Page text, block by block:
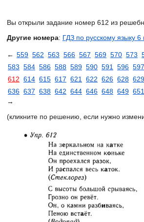
Вы открыли задание номер 612 из
Другие номера: ГДЗ по русскому языку 6
← 559 562 563 566 567 569 570 573
583 584 586 588 589 590 591 596 597
612 614 615 617 621 622 626 628 629
636 637 638 642 644 646 648 649 651
→
(кликните по решению, если нужно